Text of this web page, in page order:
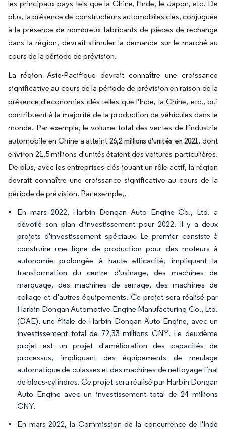
les principaux pays tels que la Chine, l'Inde, le Japon, etc. De
plus, la présence de constructeurs automobiles clés, conjuguée
à la présence de nombreux fabricants de pièces de rechange
dans la région, devrait stimuler la demande sur le marché au
cours de la période de prévision.
La région Asie-Pacifique devrait connaître une croissance
significative au cours de la période de prévision en raison de la
présence d'économies clés telles que l'Inde, la Chine, etc., qui
contribuent à la majorité de la production de véhicules dans le
monde. Par exemple, le volume total des ventes de l'industrie
automobile en Chine a atteint 26,2 millions d'unités en 2021, dont
environ 21,5 millions d'unités étaient des voitures particulières.
De plus, avec les entreprises clés jouant un rôle actif, la région
devrait connaître une croissance significative au cours de la
période de prévision. Par exemple,.
En mars 2022, Harbin Dongan Auto Engine Co., Ltd. a
dévoilé son plan d'investissement pour 2022. Il y a deux
projets d'investissement spéciaux. Le premier consiste à
construire une ligne de production pour des moteurs à
autonomie prolongée à haute efficacité, impliquant la
transformation du centre d'usinage, des machines de
marquage, des machines de serrage, des machines de
collage et d'autres équipements. Ce projet sera réalisé par
Harbin Dongan Automotive Engine Manufacturing Co., Ltd.
(DAE), une filiale de Harbin Dongan Auto Engine, avec un
investissement total de 72,33 millions CNY. Le deuxième
projet est un projet d'amélioration des capacités de
processus, impliquant des équipements de meulage
automatique de culasses et des machines de nettoyage final
de blocs-cylindres. Ce projet sera réalisé par Harbin Dongan
Auto Engine avec un investissement total de 24 millions
CNY.
En mars 2022, la Commission de la concurrence de l'Inde